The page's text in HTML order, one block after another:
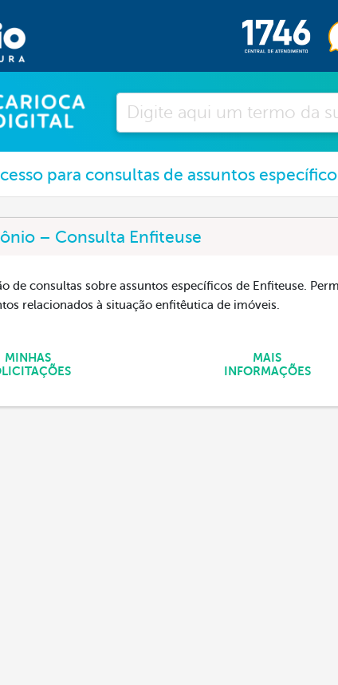
para consultas de assuntos
– Consulta Enfiteuse
de consultas sobre assuntos específicos de Enfiteuse.
relacionados à situação enfitêutica de imóveis.
MAIS
INFORMAÇÕES
MINHAS